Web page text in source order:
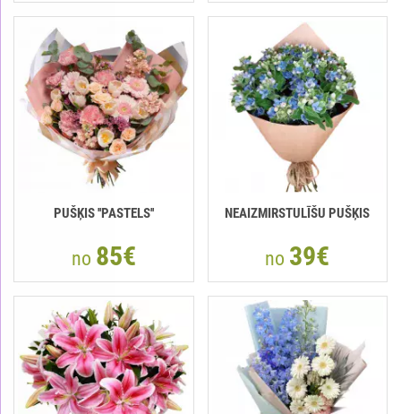
PUŠĶIS ''PASTELS''
no 85€
NEAIZMIRSTULĪŠU PUŠĶIS
no 39€